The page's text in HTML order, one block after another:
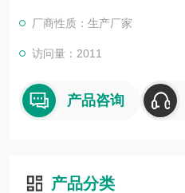
厂商性质：生产厂家
访问量：2011
产品咨询
产品分类